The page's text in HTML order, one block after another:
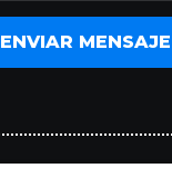
ENVIAR MENSAJE